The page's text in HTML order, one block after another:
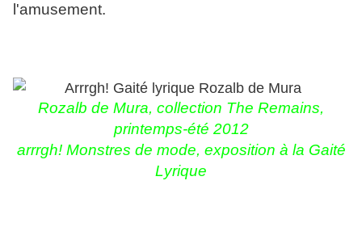
l'amusement.
Rozalb de Mura, collection The Remains,
printemps-été 2012
arrrgh! Monstres de mode, exposition à la Gaité
Lyrique